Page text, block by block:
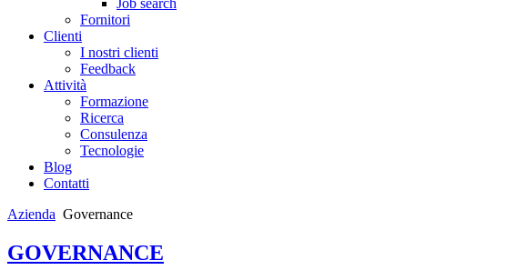
Job search
Fornitori
Clienti
I nostri clienti
Feedback
Attività
Formazione
Ricerca
Consulenza
Tecnologie
Blog
Contatti
Azienda Governance
GOVERNANCE